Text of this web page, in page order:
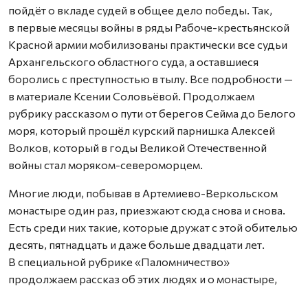
пойдёт о вкладе судей в общее дело победы. Так,
в первые месяцы войны в ряды Рабоче-крестьянской
Красной армии мобилизованы практически все судьи
Архангельского областного суда, а оставшиеся
боролись с преступностью в тылу. Все подробности —
в материале Ксении Соловьёвой. Продолжаем
рубрику рассказом о пути от берегов Сейма до Белого
моря, который прошёл курский парнишка Алексей
Волков, который в годы Великой Отечественной
войны стал моряком-североморцем.
Многие люди, побывав в Артемиево-Веркольском
монастыре один раз, приезжают сюда снова и снова.
Есть среди них такие, которые дружат с этой обителью
десять, пятнадцать и даже больше двадцати лет.
В специальной рубрике «Паломничество»
продолжаем рассказ об этих людях и о монастыре,